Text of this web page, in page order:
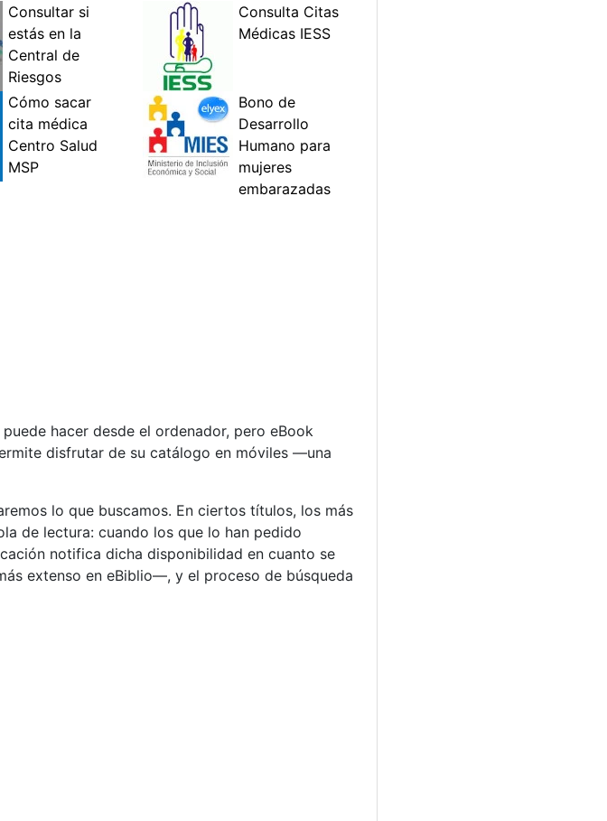
hacer desde el ordenador, pero eBook
disfrutar de su catálogo en móviles —una
lo que buscamos. En ciertos títulos, los más
de lectura: cuando los que lo han pedido
notifica dicha disponibilidad en cuanto se
extenso en eBiblio—, y el proceso de búsqueda